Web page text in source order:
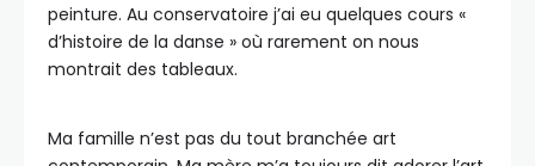
peinture. Au conservatoire j’ai eu quelques cours «
d’histoire de la danse » où rarement on nous
montrait des tableaux.
Ma famille n’est pas du tout branchée art